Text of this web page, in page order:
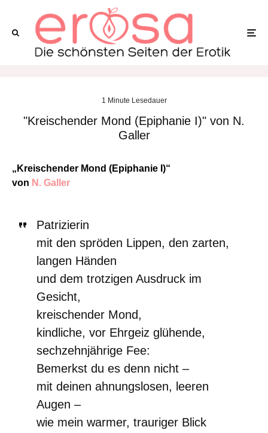
1 Minute Lesedauer
"Kreischender Mond (Epiphanie I)" von N.
Galler
„Kreischender Mond (Epiphanie I)“
von N. Galler
Patrizierin
mit den spröden Lippen, den zarten,
langen Händen
und dem trotzigen Ausdruck im
Gesicht,
kreischender Mond,
kindliche, vor Ehrgeiz glühende,
sechzehnjährige Fee:
Bemerkst du es denn nicht –
mit deinen ahnungslosen, leeren
Augen –
wie mein warmer, trauriger Blick